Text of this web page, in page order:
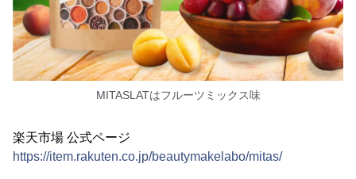
MITASLATはフルーツミックス味
楽天市場 公式ページ
https://item.rakuten.co.jp/beautymakelabo/mitas/